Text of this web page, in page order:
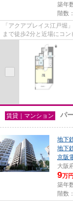
築年
階数
「アクアプレイス江戸堀
まで徒歩2分と近場にコ
賃貸｜マンション パ
地下
地下
京阪
大阪
9万円
築年
階数